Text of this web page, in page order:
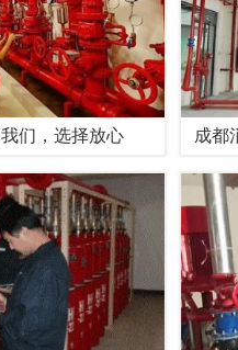
们，选择放心 成都